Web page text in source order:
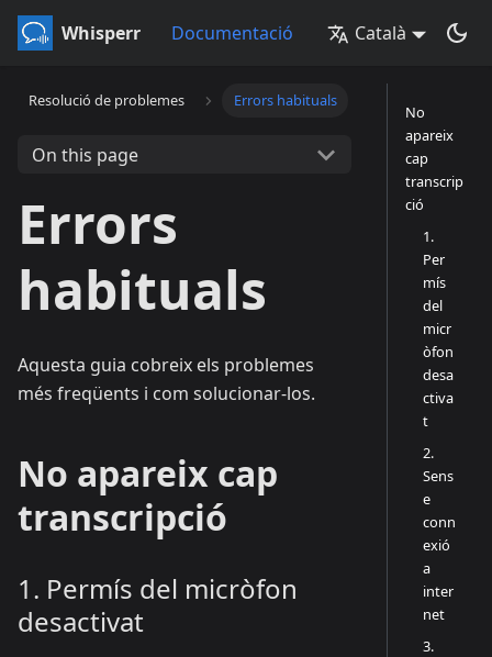
Whisperr Documentació Català
Resolució de problemes Errors habituals
On this page
Errors
habituals
Aquesta guia cobreix els problemes
més freqüents i com solucionar-los.
No apareix cap
transcripció
1. Permís del micròfon
desactivat
No
apareix
cap
transcrip
ció
1.
Per
mís
del
micr
òfon
desa
ctiva
t
2.
Sens
e
conn
exió
a
inter
net
3.